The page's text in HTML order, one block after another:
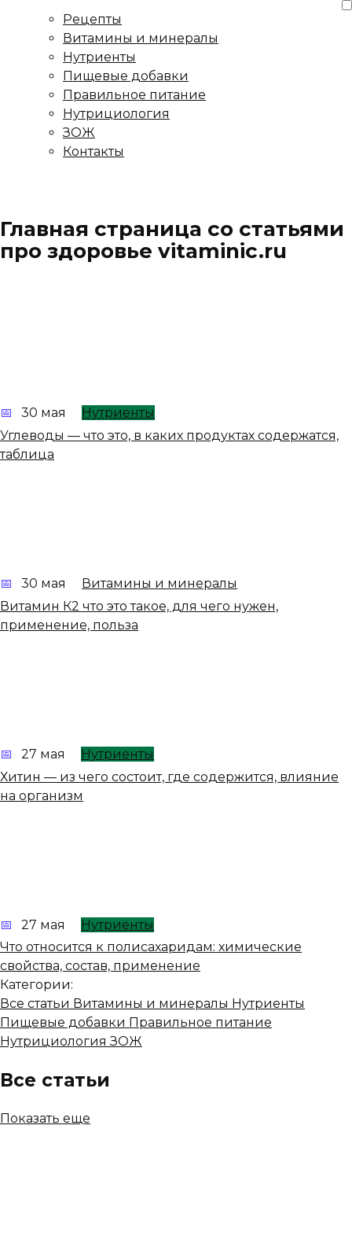
Рецепты
Витамины и минералы
Нутриенты
Пищевые добавки
Правильное питание
Нутрициология
ЗОЖ
Контакты
Главная страница со статьями
про здоровье vitaminic.ru
30 мая
Нутриенты
Углеводы — что это, в каких продуктах содержатся,
таблица
30 мая
Витамины и минералы
Витамин К2 что это такое, для чего нужен,
применение, польза
27 мая
Нутриенты
Хитин — из чего состоит, где содержится, влияние
на организм
27 мая
Нутриенты
Что относится к полисахаридам: химические
свойства, состав, применение
Категории:
Все статьи Витамины и минералы Нутриенты
Пищевые добавки Правильное питание
НутрициологияЗОЖ
Все статьи
Показать еще